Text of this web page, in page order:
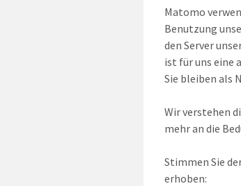
Matomo
Benutzung
den Server
ist für uns eine
Sie bleiben als
Wir verstehen
mehr an die
Stimmen Sie
erhoben: